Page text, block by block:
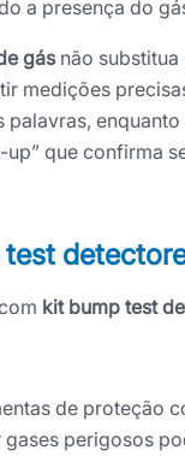
a presença do
gásnão substitua
medições
que confirma
kit bump test
de proteção
perigosos